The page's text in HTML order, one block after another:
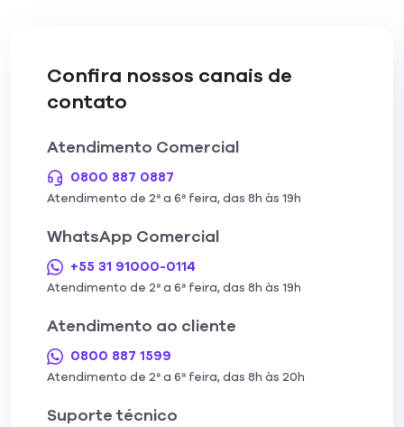
Confira nossos canais de
contato
Atendimento Comercial
0800 887 0887
Atendimento de 2ª a 6ª feira, das 8h às 19h
WhatsApp Comercial
+55 31 91000-0114
Atendimento de 2ª a 6ª feira, das 8h às 19h
Atendimento ao cliente
0800 887 1599
Atendimento de 2ª a 6ª feira, das 8h às 20h
Suporte técnico